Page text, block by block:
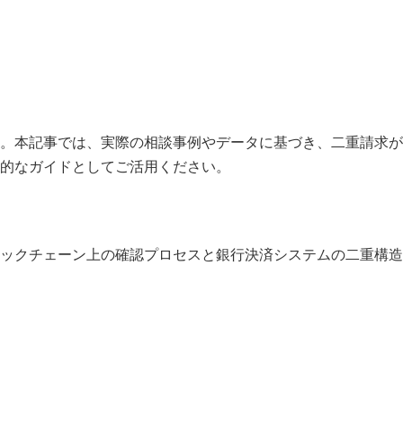
本記事では、実際の相談事例やデータに基づき、二重請求が
ガイドとしてご活用ください。
クチェーン上の確認プロセスと銀行決済システムの二重構造